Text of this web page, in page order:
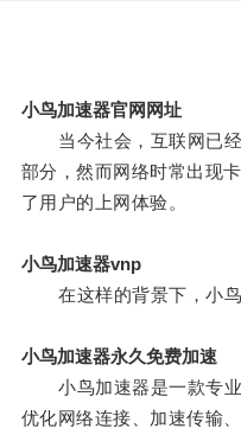
小鸟加速器官网网址
当今社会，互联网已经
部分，然而网络时常出现
了用户的上网体验。
小鸟加速器vnp
在这样的背景下，小鸟
小鸟加速器永久免费加速
小鸟加速器是一款专业
优化网络连接、加速传输